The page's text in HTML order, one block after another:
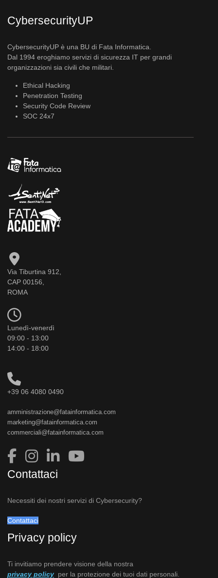
CybersecurityUP
CybersecurityUP è una BU di Fata Informatica.
Dal 1994 eroghiamo servizi di sicurezza IT per grandi
organizzazioni sia civili che militari.
Ethical Hacking
Penetration Testing
Security Code Review
SOC 24x7
Via Tiburtina 912,
CAP 00156,
ROMA
Lunedì-venerdì
09:00 - 13:00
14:00 - 18:00
+39 06 4080 0490
amministrazione@fatainformatica.com
marketing@fatainformatica.com
commerciali@fatainformatica.com
Contattaci
Necessiti dei nostri servizi di Cybersecurity?
Contattaci
Privacy policy
Ti invitiamo prendere visione della nostra
privacy policy per la protezione dei tuoi dati personali.